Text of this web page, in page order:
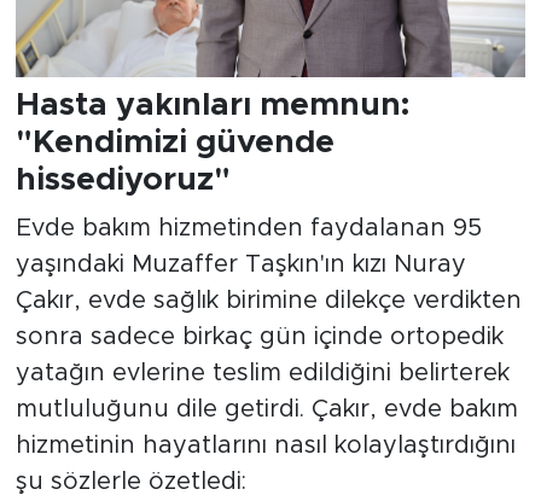
Hasta yakınları memnun:
"Kendimizi güvende
hissediyoruz"
Evde bakım hizmetinden faydalanan 95
yaşındaki Muzaffer Taşkın'ın kızı Nuray
Çakır, evde sağlık birimine dilekçe verdikten
sonra sadece birkaç gün içinde ortopedik
yatağın evlerine teslim edildiğini belirterek
mutluluğunu dile getirdi. Çakır, evde bakım
hizmetinin hayatlarını nasıl kolaylaştırdığını
şu sözlerle özetledi: